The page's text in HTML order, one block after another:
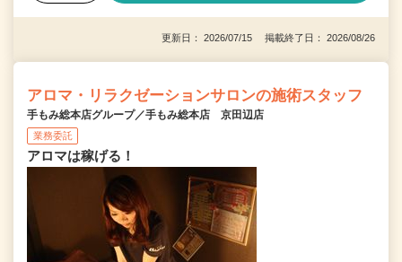
更新日： 2026/07/15 掲載終了日： 2026/08/26
アロマ・リラクゼーションサロンの施術スタッフ
手もみ総本店グループ／手もみ総本店 京田辺店
業務委託
アロマは稼げる！